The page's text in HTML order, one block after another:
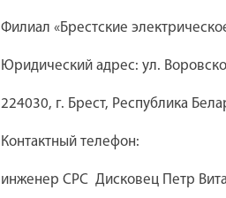
Филиал «Брестские
Юридический адрес: ул.
224030, г. Брест, Республика
Контактный телефон:
инженер СРС Дисковец Петр